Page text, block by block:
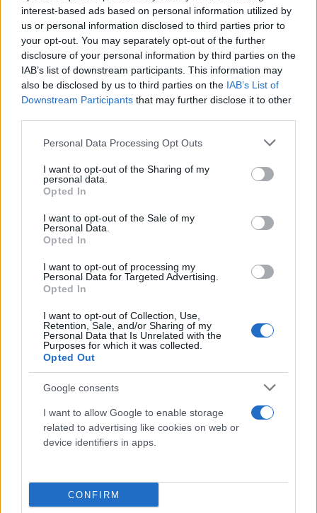
interest-based ads based on personal information utilized by
us or personal information disclosed to third parties prior to
your opt-out. You may separately opt-out of the further
disclosure of your personal information by third parties on the
IAB’s list of downstream participants. This information may
also be disclosed by us to third parties on the IAB’s List of
Downstream Participants that may further disclose it to other
Please note that this website/app uses one or more Google
not limited to your visit or usage behaviour. You may click to
grant or deny consent to Google and its third-party tags to
use your data for below specified purposes in below Google
consent section.
Personal Data Processing Opt Outs
I want to opt-out of the Sharing of my
personal data.
Opted In
I want to opt-out of the Sale of my
Personal Data.
Opted In
I want to opt-out of processing my
Personal Data for Targeted Advertising.
Opted In
I want to opt-out of Collection, Use,
Retention, Sale, and/or Sharing of my
Personal Data that Is Unrelated with the
Purposes for which it was collected.
Opted Out
Google consents
I want to allow Google to enable storage
related to advertising like cookies on web or
device identifiers in apps.
CONFIRM
μέση για να παρέμβει. Ο 26χρονος φέρεται να
τράβηξε μαχαίρι και να τραυμάτισε ελαφρά στο
χέρι τον αστυνομικό, ο οποίος πυροβόλησε και
τραυμάτισε τον 26χρονο.
Συνελήφθησαν συνολικά πέντε άτομα, μεταξύ των
οποίων ο 26χρονος τραυματίας και ο τραυματίας
αστυνομικός. Tρεις, επιπλέον, συλληφθέντες είναι
από την παρέα του 26χρονου, οι οποίοι φέρεται να
είναι συγγενείς του.